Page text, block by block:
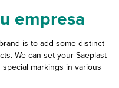
empresa
is to add some distinct
We can set your Saeplast
markings in various